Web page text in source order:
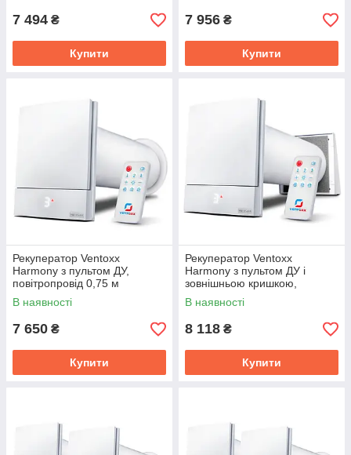
7 494 ₴
Купити
7 956 ₴
Купити
Рекуператор Ventoxx
Harmony з пультом ДУ,
повітропровід 0,75 м
В наявності
7 650 ₴
Купити
Рекуператор Ventoxx
Harmony з пультом ДУ і
зовнішньою кришкою,
повітропровід 0,75 м
В наявності
8 118 ₴
Купити